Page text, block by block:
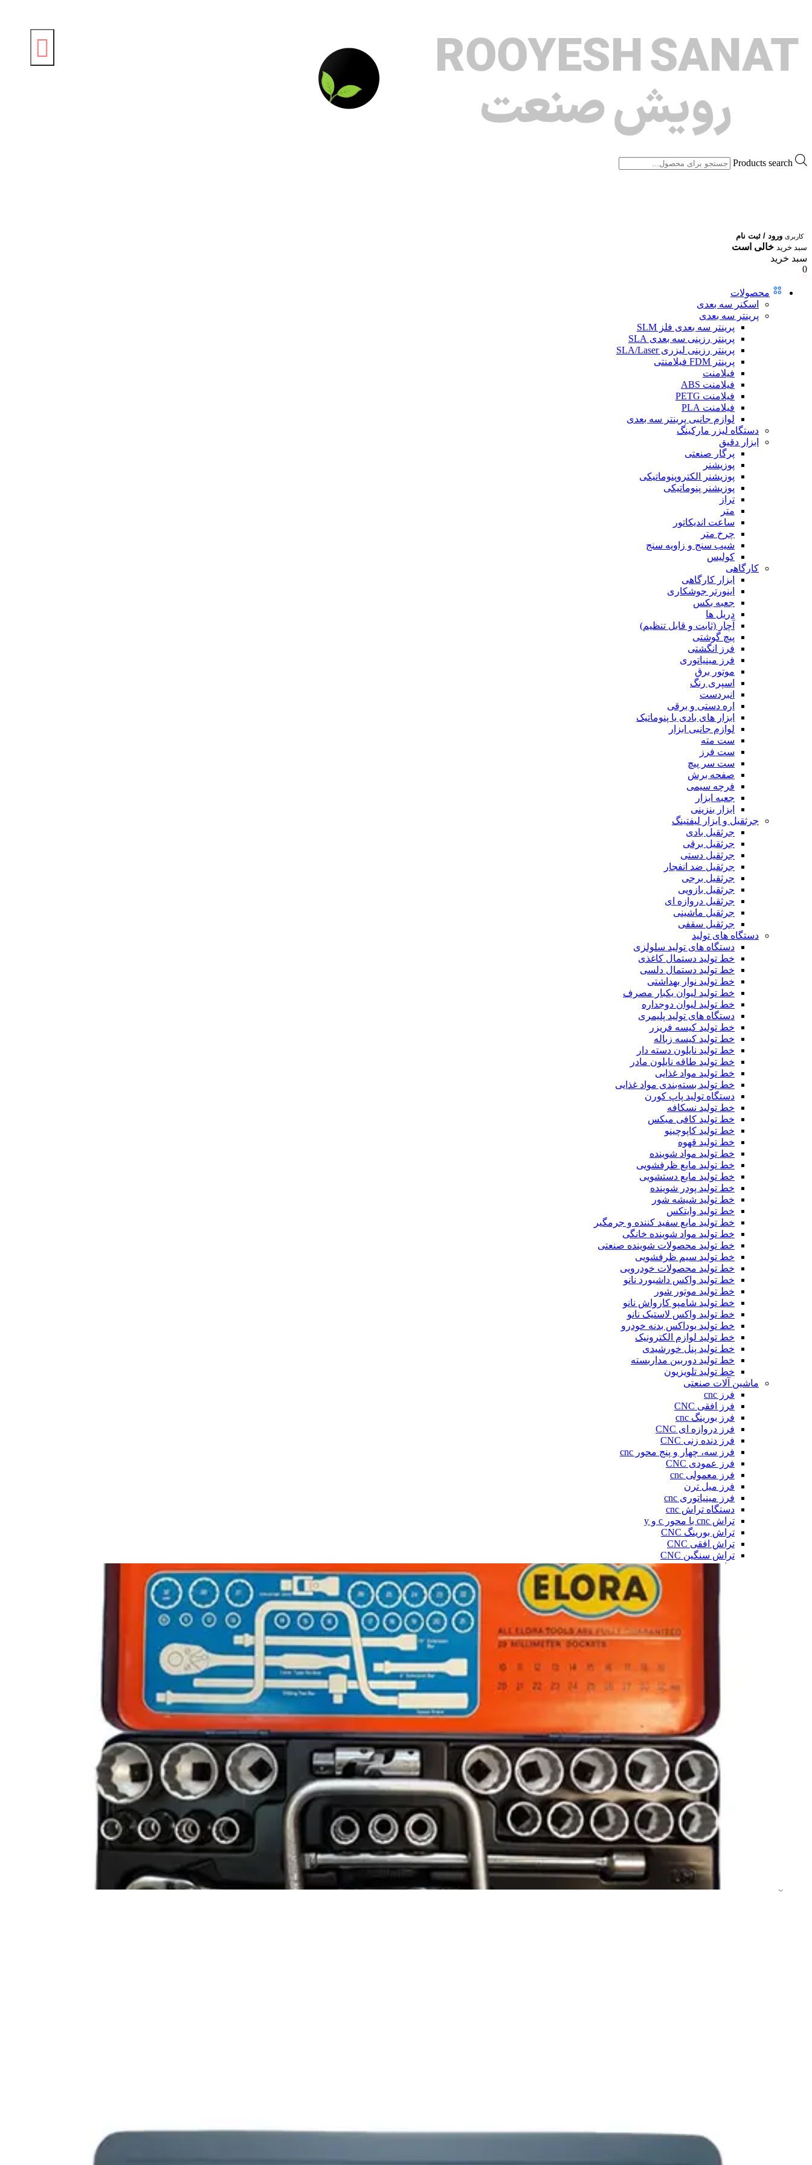
Products search
کاربری ورود / ثبت نام
سبد خرید خالی است
سبد خرید
0
محصولات
اسکنر سه بعدی
پرینتر سه بعدی
پرینتر سه بعدی فلز SLM
پرینتر رزینی سه بعدی SLA
پرینتر رزینی لیزری SLA/Laser
پرینتر FDM فیلامنتی
فیلامنت
فیلامنت ABS
فیلامنت PETG
فیلامنت PLA
لوازم جانبی پرینتر سه بعدی
دستگاه لیزر مارکینگ
ابزار دقیق
پرگار صنعتی
پوزیشنر
پوزیشنر الکتروپنوماتیکی
پوزیشنر پنوماتیکی
تراز
متر
ساعت اندیکاتور
چرخ متر
شیب سنج و زاویه سنج
کولیس
کارگاهی
ابزار کارگاهی
اینورتر جوشکاری
جعبه بکس
دریل ها
آچار (ثابت و قابل تنظیم)
پیچ گوشتی
فرز انگشتی
فرز مینیاتوری
موتور برق
اسپری رنگ
انبردست
اره دستی و برقی
ابزار های بادی یا پنوماتیک
لوازم جانبی ابزار
ست مته
ست فرز
ست سر پیچ
صفحه برش
فرچه سیمی
جعبه ابزار
ابزار بنزینی
جرثقیل و ابزار لیفتینگ
جرثقیل بادی
جرثقیل برقی
جرثقیل دستی
جرثقیل ضد انفجار
جرثقیل برجی
جرثقیل بازویی
جرثقیل دروازه ای
جرثقیل ماشینی
جرثقیل سقفی
دستگاه های تولید
دستگاه های تولید سلولزی
خط تولید دستمال کاغذی
خط تولید دستمال دلسی
خط تولید نوار بهداشتی
خط تولید لیوان یکبار مصرف
خط تولید لیوان دوجداره
دستگاه های تولید پلیمری
خط تولید کیسه فریزر
خط تولید کیسه زباله
خط تولید نایلون دسته دار
خط تولید طاقه نایلون مادر
خط تولید مواد غذایی
خط تولید بسته‌بندی مواد غذایی
دستگاه تولید پاپ کورن
خط تولید نسکافه
خط تولید کافی میکس
خط تولید کاپوچینو
خط تولید قهوه
خط تولید مواد شوینده
خط تولید مایع ظرفشویی
خط تولید مایع دستشویی
خط تولید پودر شوینده
خط تولید شیشه شور
خط تولید وایتکس
خط تولید مایع سفید کننده و جرمگیر
خط تولید مواد شوینده خانگی
خط تولید محصولات شوینده صنعتی
خط تولید سیم ظرفشویی
خط تولید محصولات خودرویی
خط تولید واکس داشبورد نانو
خط تولید موتور شور
خط تولید شامپو کارواش نانو
خط تولید واکس لاستیک نانو
خط تولید یوداکس بدنه خودرو
خط تولید لوازم الکترونیک
خط تولید پنل خورشیدی
خط تولید دوربین مداربسته
خط تولید تلویزیون
ماشین آلات صنعتی
فرز cnc
فرز افقی CNC
فرز بورینگ cnc
فرز دروازه ای CNC
فرز دنده زنی CNC
فرز سه، چهار و پنج محور cnc
فرز عمودی CNC
فرز معمولی cnc
فرز میل ترن
فرز مینیاتوری cnc
دستگاه تراش cnc
تراش cnc با محور c و y
تراش بورینگ CNC
تراش افقی CNC
تراش سنگین CNC
تراش عمودی CNC
تراش مولتی اسپیندل
دیزل ژنزاتور 100 کاوا
دیزل ژنزاتور 550 کاوا
دیزل ژنزاتور 1000 کاوا
دیزل ژنزاتور 1100 کاوا
دیزل ژنزاتور 1400 کاوا
خدمات پرینت سه بعدی
خدمات برش لیزر
خدمات تراشکاری
خدمات طراحی قالب
خدمات اسکن 3 بعدی
خدمات تزریق پلاستیک
خدمات واترجت
خدمات خم کاری
آموزش نرم‌افزار G-code برای CNC
آموزش نرم‌افزار سالیدورک